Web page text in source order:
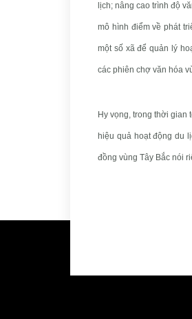
lịch; nâng cao trình độ
mô hình điểm về phát
một số xã để quản lý
các phiên chợ văn hóa
Hy vọng, trong thời
hiệu quả hoạt động du
đồng vùng Tây Bắc nói